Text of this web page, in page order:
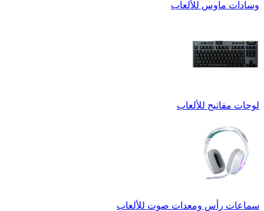
وسادات ماوس للألعاب
لوحات مفاتيح للألعاب
سماعات رأس ومعدات صوت للألعاب